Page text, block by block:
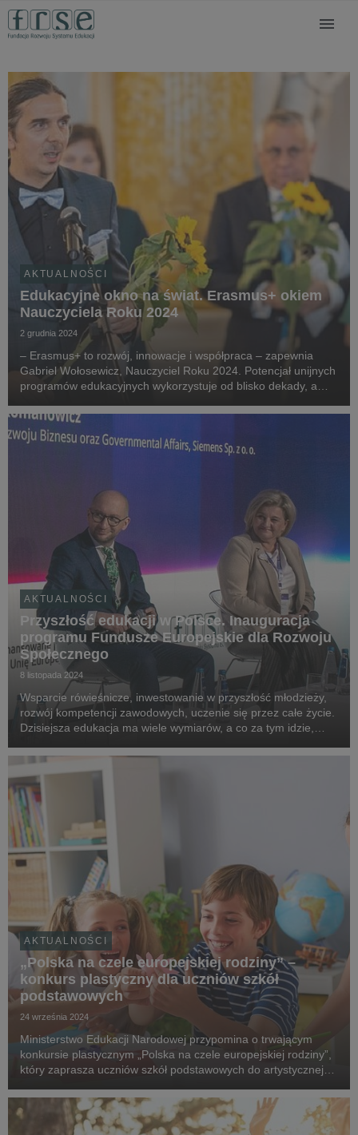
AKTUALNOŚCI
Edukacyjne okno na świat. Erasmus+ okiem
Nauczyciela Roku 2024
2 grudnia 2024
– Erasmus+ to rozwój, innowacje i współpraca – zapewnia
Gabriel Wołosewicz, Nauczyciel Roku 2024. Potencjał unijnych
programów edukacyjnych wykorzystuje od blisko dekady, a
dla siebie – uczy się wspólnie z podo...
AKTUALNOŚCI
Przyszłość edukacji w Polsce. Inauguracja
programu Fundusze Europejskie dla Rozwoju
Społecznego
8 listopada 2024
Wsparcie rówieśnicze, inwestowanie w przyszłość młodzieży,
rozwój kompetencji zawodowych, uczenie się przez całe życie.
Dzisiejsza edukacja ma wiele wymiarów, a co za tym idzie,
edukacji, dyskutowali uczestnicy ko...
AKTUALNOŚCI
„Polska na czele europejskiej rodziny” –
konkurs plastyczny dla uczniów szkół
podstawowych
24 września 2024
Ministerstwo Edukacji Narodowej przypomina o trwającym
konkursie plastycznym „Polska na czele europejskiej rodziny”,
który zaprasza uczniów szkół podstawowych do artystycznej